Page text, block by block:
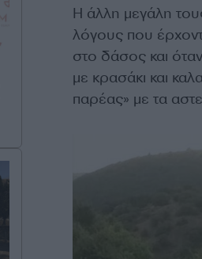
Η άλλη μεγάλη
λόγους που
στο δάσος και
με κρασάκι και
παρέας» με τα